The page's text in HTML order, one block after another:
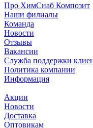
Про ХимСнаб Композит
Наши филиалы
Команда
Новости
Отзывы
Вакансии
Служба поддержки
Политика компании
Информация
Акции
Новости
Доставка
Оптовикам